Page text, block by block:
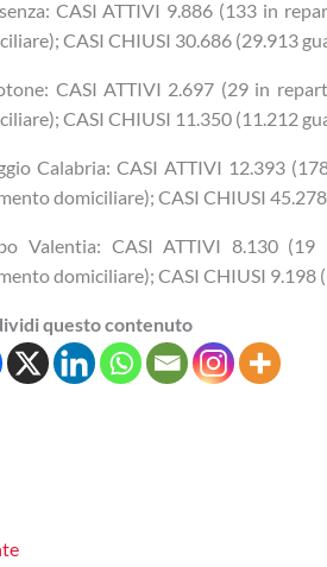
CASI ATTIVI 9.886 (133 in
CASI CHIUSI 30.686 (29.913
CASI ATTIVI 2.697 (29 in
CASI CHIUSI 11.350 (11.212
Calabria: CASI ATTIVI 12.393
domiciliare); CASI CHIUSI
Valentia: CASI ATTIVI 8.130
domiciliare); CASI CHIUSI 9.198
questo contenuto